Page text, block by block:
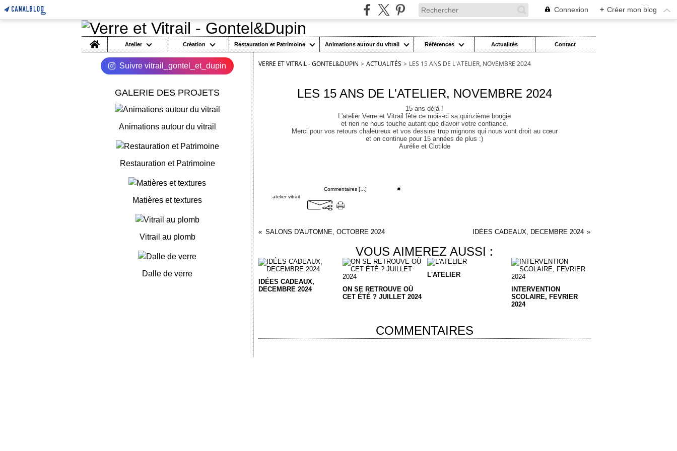
Connexion + Créer mon blog
Home
Atelier Création Restauration et Patrimoine Animations autour du vitrail Références Actualités Contact
Suivre vitrail_gontel_et_dupin
GALERIE DES PROJETS
Animations autour du vitrail
Restauration et Patrimoine
Matières et textures
Vitrail au plomb
Dalle de verre
VERRE ET VITRAIL - GONTEL&DUPIN > ACTUALITÉS > LES 15 ANS DE L'ATELIER, NOVEMBRE 2024
LES 15 ANS DE L'ATELIER, NOVEMBRE 2024
15 ans déjà !
L'atelier Verre et Vitrail fête ce mois-ci sa quinzième bougie
et rien ne nous touche autant que d'avoir votre confiance.
Merci pour vos retours chaleureux et vos dessins trop mignons qui nous vont droit au cœur
et on continue pour 15 années de plus :)
Aurélie et Clotilde
Commentaires [ ] #
atelier vitrail
SALONS D'AUTOMNE, OCTOBRE 2024 IDÉES CADEAUX, DECEMBRE 2024
VOUS AIMEREZ AUSSI :
IDÉES CADEAUX,
DECEMBRE 2024
ON SE RETROUVE OÙ
CET ÉTÉ ? JUILLET 2024
L'ATELIER
INTERVENTION
SCOLAIRE, FEVRIER
2024
COMMENTAIRES